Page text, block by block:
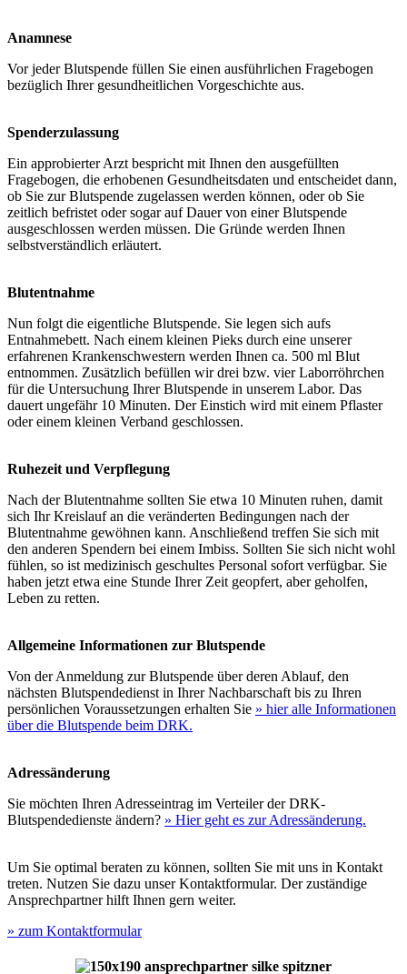
Anamnese
Vor jeder Blutspende füllen Sie einen ausführlichen Fragebogen
bezüglich Ihrer gesundheitlichen Vorgeschichte aus.
Spenderzulassung
Ein approbierter Arzt bespricht mit Ihnen den ausgefüllten
Fragebogen, die erhobenen Gesundheitsdaten und entscheidet dann,
ob Sie zur Blutspende zugelassen werden können, oder ob Sie
zeitlich befristet oder sogar auf Dauer von einer Blutspende
ausgeschlossen werden müssen. Die Gründe werden Ihnen
selbstverständlich erläutert.
Blutentnahme
Nun folgt die eigentliche Blutspende. Sie legen sich aufs
Entnahmebett. Nach einem kleinen Pieks durch eine unserer
erfahrenen Krankenschwestern werden Ihnen ca. 500 ml Blut
entnommen. Zusätzlich befüllen wir drei bzw. vier Laborröhrchen
für die Untersuchung Ihrer Blutspende in unserem Labor. Das
dauert ungefähr 10 Minuten. Der Einstich wird mit einem Pflaster
oder einem kleinen Verband geschlossen.
Ruhezeit und Verpflegung
Nach der Blutentnahme sollten Sie etwa 10 Minuten ruhen, damit
sich Ihr Kreislauf an die veränderten Bedingungen nach der
Blutentnahme gewöhnen kann. Anschließend treffen Sie sich mit
den anderen Spendern bei einem Imbiss. Sollten Sie sich nicht wohl
fühlen, so ist medizinisch geschultes Personal sofort verfügbar. Sie
haben jetzt etwa eine Stunde Ihrer Zeit geopfert, aber geholfen,
Leben zu retten.
Allgemeine Informationen zur Blutspende
Von der Anmeldung zur Blutspende über deren Ablauf, den
nächsten Blutspendedienst in Ihrer Nachbarschaft bis zu Ihren
persönlichen Voraussetzungen erhalten Sie » hier alle Informationen
über die Blutspende beim DRK.
Adressänderung
Sie möchten Ihren Adresseintrag im Verteiler der DRK-
Blutspendedienste ändern? » Hier geht es zur Adressänderung.
Um Sie optimal beraten zu können, sollten Sie mit uns in Kontakt
treten. Nutzen Sie dazu unser Kontaktformular. Der zuständige
Ansprechpartner hilft Ihnen gern weiter.
» zum Kontaktformular